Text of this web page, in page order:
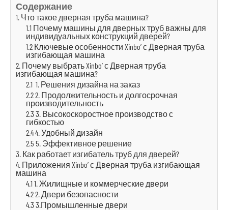
Содержание
1. Что такое дверная труба машина?
1.1 Почему машины для дверных труб важны для
индивидуальных конструкций дверей?
1.2 Ключевые особенности Xinbo’ с Дверная труба
изгибающая машина
2. Почему выбрать Xinbo’ с Дверная труба
изгибающая машина?
2.1 1. Решения дизайна на заказ
2.2 2. Продолжительность и долгосрочная
производительность
2.3 3. Высокоскоростное производство с
гибкостью
2.4 4. Удобный дизайн
2.5 5. Эффективное решение
3. Как работает изгибатель труб для дверей?
4. Приложения Xinbo’ с Дверная труба изгибающая
машина
4.1 1. Жилищные и коммерческие двери
4.2 2. Двери безопасности
4.3 3.Промышленные двери